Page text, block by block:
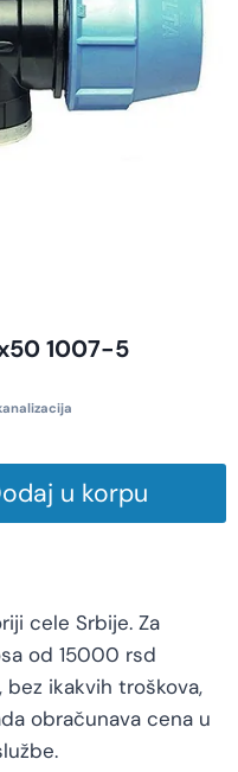
1007-5
u korpu
cele Srbije. Za
od 15000 rsd
ikakvih troškova,
obračunava cena u